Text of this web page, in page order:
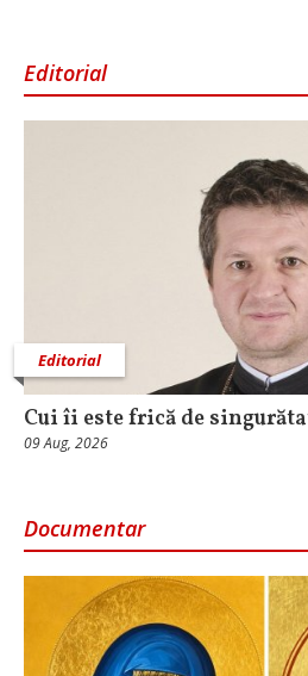
Editorial
Editorial
Cui îi este frică de
09 Aug, 2026
Documentar